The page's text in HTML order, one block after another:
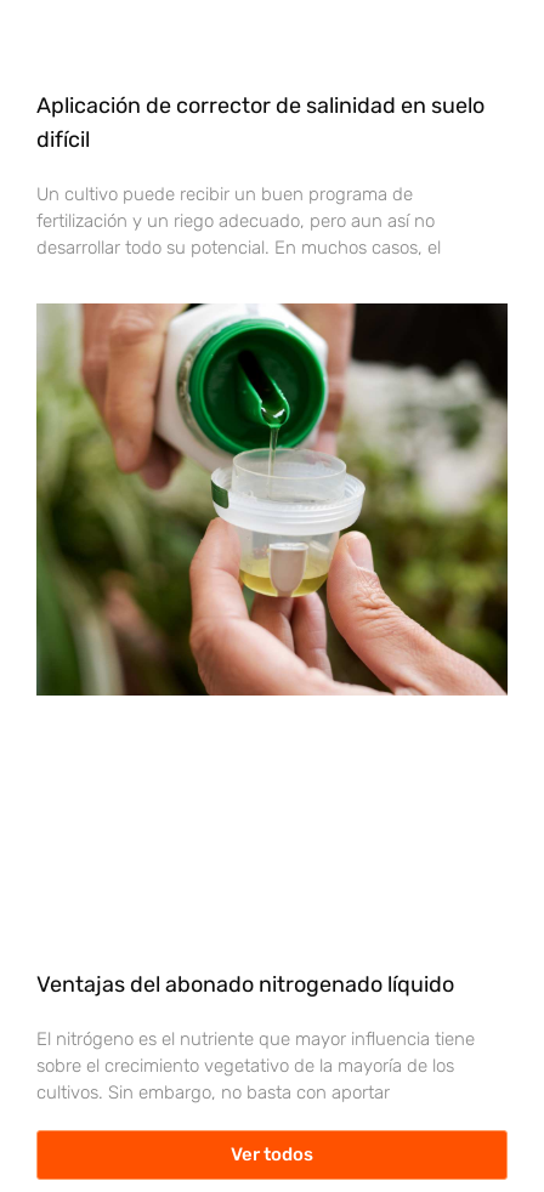
Aplicación de corrector de salinidad en suelo
difícil
Un cultivo puede recibir un buen programa de
fertilización y un riego adecuado, pero aun así no
desarrollar todo su potencial. En muchos casos, el
Ventajas del abonado nitrogenado líquido
El nitrógeno es el nutriente que mayor influencia tiene
sobre el crecimiento vegetativo de la mayoría de los
cultivos. Sin embargo, no basta con aportar
Ver todos